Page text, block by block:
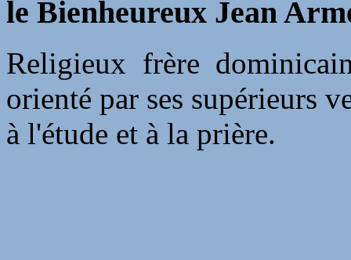
le Bienheureux Jean
Religieux frère
orienté par ses supérieurs
à l'étude et à la prière.